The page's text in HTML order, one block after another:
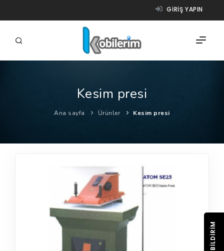
GIRIŞ YAPIN
FIRMALAR
ÜRÜNLER
NASIL ÇALIŞIR?
Kesim presi
Ana sayfa Ürünler Kesim presi
BILDIRIM